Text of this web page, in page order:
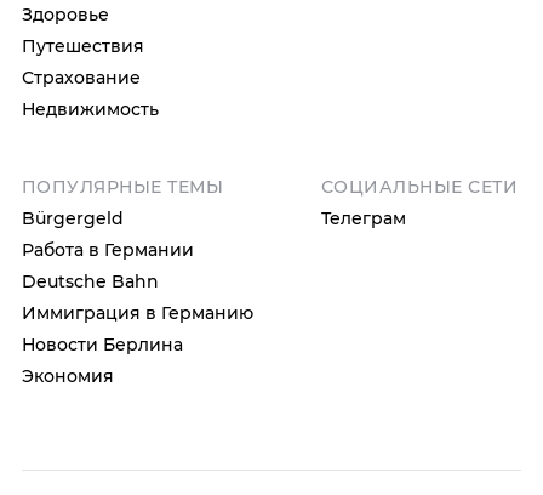
Здоровье
Путешествия
Страхование
Недвижимость
ПОПУЛЯРНЫЕ ТЕМЫ
Bürgergeld
Работа в Германии
Deutsche Bahn
Иммиграция в Германию
Новости Берлина
Экономия
СОЦИАЛЬНЫЕ СЕТИ
Телеграм